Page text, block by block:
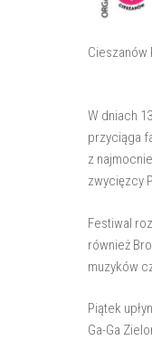
Cieszanów
W dniach
przyciąga
z
zwycięzcy
Festiwal
również
muzyków
Piątek
Ga-Ga